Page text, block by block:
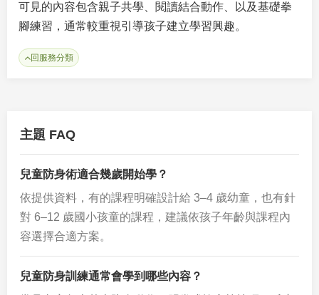
可見的內容包含親子共學、閱讀結合動作、以及基礎拳
腳練習，通常較重視引導孩子建立學習興趣。
回服務分類
主題 FAQ
兒童防身術適合幾歲開始學？
依提供資料，有的課程明確設計給 3–4 歲幼童，也有針
對 6–12 歲國小孩童的課程，建議依孩子年齡與課程內
容選擇合適方案。
兒童防身訓練通常會學到哪些內容？